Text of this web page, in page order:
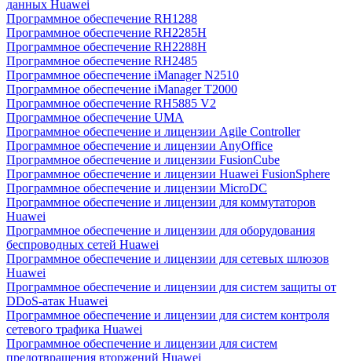
данных Huawei
Программное обеспечение RH1288
Программное обеспечение RH2285H
Программное обеспечение RH2288H
Программное обеспечение RH2485
Программное обеспечение iManager N2510
Программное обеспечение iManager T2000
Программное обеспечение RH5885 V2
Программное обеспечение UMA
Программное обеспечение и лицензии Agile Controller
Программное обеспечение и лицензии AnyOffice
Программное обеспечение и лицензии FusionCube
Программное обеспечение и лицензии Huawei FusionSphere
Программное обеспечение и лицензии MicroDC
Программное обеспечение и лицензии для коммутаторов
Huawei
Программное обеспечение и лицензии для оборудования
беспроводных сетей Huawei
Программное обеспечение и лицензии для сетевых шлюзов
Huawei
Программное обеспечение и лицензии для систем защиты от
DDoS-атак Huawei
Программное обеспечение и лицензии для систем контроля
сетевого трафика Huawei
Программное обеспечение и лицензии для систем
предотвращения вторжений Huawei